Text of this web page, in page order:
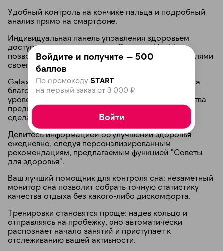
Удобный контроль на кончике пальца и подробный
анализ прямо на смартфоне.
Индивидуальная панель управления здоровьем
доступна через приложение Samsung Health,
позволяющее удобно следить за всеми показателями
своего здоровья.
Galaxy AI помогает планировать ежедневные дела
благодаря функционалу Energy Score, оценивая
уровень физической активности исходя из качества
предыдущего отдыха, пульса и количества
сделанных шагов.
Делитесь информацией об улучшении здоровья
ежедневно, следуя персонализированным
рекомендациям, предлагаемым функцией "Советы
для здоровья".
Ваш лучший помощник для контроля сна: незаметный
монитор сна позволит собрать точную статистику
качества отдыха без какого-либо дискомфорта.
Тренировки становятся проще: надев кольцо и
отправляясь на пробежку, оно автоматически
распознает начало занятий и приступает к
отслеживанию вашей активности.
Войдите и получите — 500
баллов
По промокоду START
на первый заказ от 3 000 ₽
Войти